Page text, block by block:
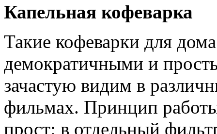
Капельная кофеварка
Такие кофеварки для
демократичными и
зачастую видим в
фильмах. Принцип
прост: в отдельный